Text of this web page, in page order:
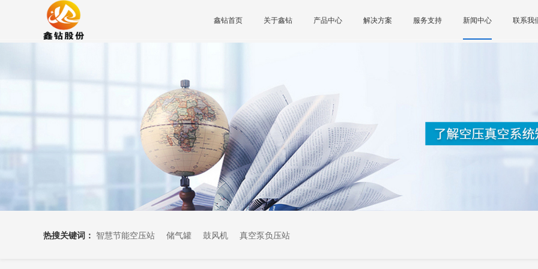
鑫钻首页 关于鑫钻 产品中心 解决方案 服务支持 新闻中心 联系我
热搜关键词： 智慧节能空压站 储气罐 鼓风机 真空泵负压站